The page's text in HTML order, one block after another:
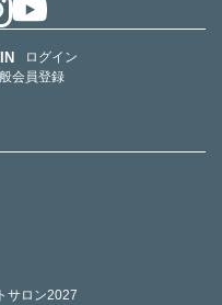
ログイン
会員登録
サロン2027